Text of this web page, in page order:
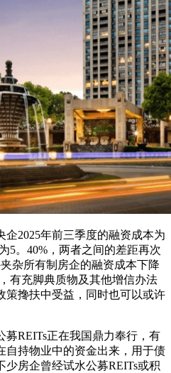
2025年前三季度的融资成本为
5。40%，两者之间的差距再次
杂所有制房企的融资成本下降
有充脚典质物及其他增信办法
策搀扶中受益，同时也可以或许
REITs正在我国鼎力奉行，有
自持物业中的资金出来，用于债
房企曾经试水公募REITs或积